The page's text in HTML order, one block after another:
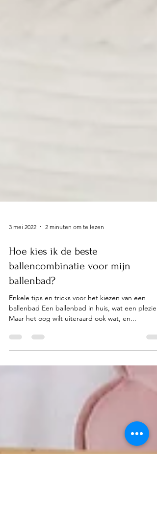
3 mei 2022 2 minuten om te lezen
Hoe kies ik de beste
ballencombinatie voor mijn
ballenbad?
Enkele tips en tricks voor het kiezen van een
Maar het oog wilt uiteraard ook wat, en...